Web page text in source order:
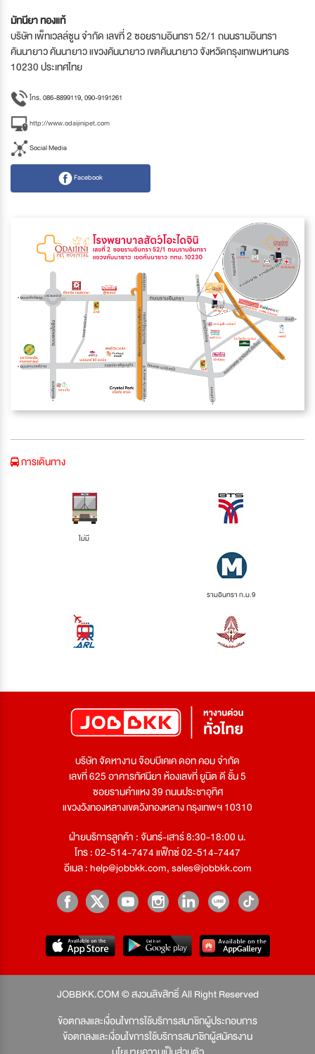
มัทนียา ทองแท้
บริษัท เพ็ทเวลล์ซูน จำกัด เลขที่ 2 ซอยรามอินทรา 52/1 ถนนรามอินทรา
คันนายาว คันนายาว แขวงคันนายาว เขตคันนายาว จังหวัดกรุงเทพมหานคร
10230 ประเทศไทย
โทร. 086-8899119, 090-9191261
http://www.odaijinipet.com
Social Media
Facebook
การเดินทาง
ไม่มี
รามอินทรา ก.ม.9
บริษัท จัดหางาน จ๊อบบีเคเค ดอท คอม จำกัด
เลขที่ 625 อาคารทัศนียา ห้องเลขที่ ยูนิต ดี ชั้น 5
ซอยรามคำแหง 39 ถนนประชาอุทิศ
แขวงวังทองหลางเขตวังทองหลาง กรุงเทพฯ 10310
ฝ่ายบริการลูกค้า : จันทร์-เสาร์ 8:30-18:00 น.
โทร : 02-514-7474 แฟ็กซ์ 02-514-7447
อีเมล :help@jobbkk.com,sales@jobbkk.com
JOBBKK.COM © สงวนลิขสิทธิ์ All Right Reserved
ข้อตกลงและเงื่อนไขการใช้บริการสมาชิกผู้ประกอบการ
ข้อตกลงและเงื่อนไขการใช้บริการสมาชิกผู้สมัครงาน